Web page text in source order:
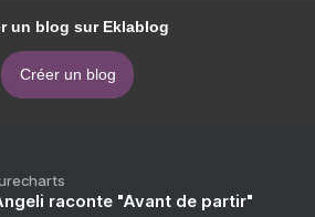
un blog sur Eklablog
Créer un blog
raconte "Avant de partir"